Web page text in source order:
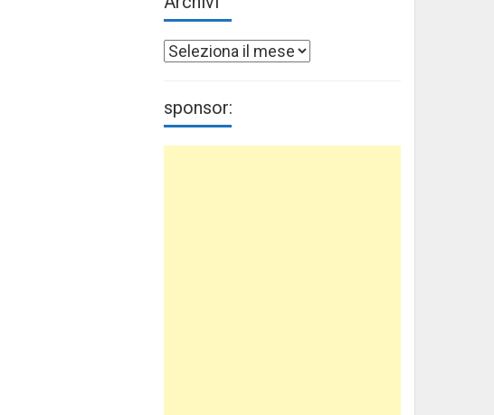
Archivi
sponsor: